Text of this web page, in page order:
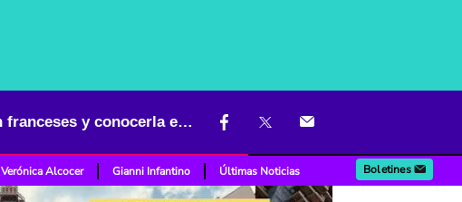
Los hermanos que hicieron Torre Eiffel en Antioquia no son franceses y conocerla es fácil
Verónica Alcocer Gianni Infantino Últimas Noticias Boletines